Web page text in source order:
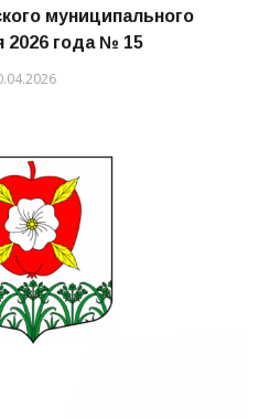
муниципального
2026 года № 15